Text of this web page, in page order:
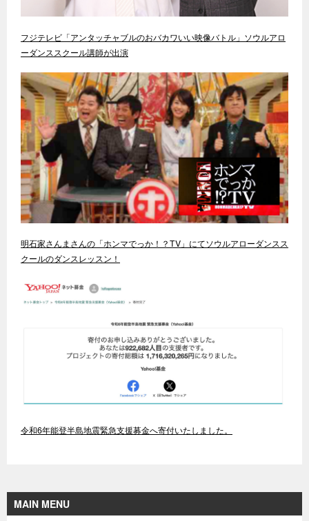
フジテレビ「アンタッチャブルのおバカワいい映像バトル」ソウルアロ
ーダンススクール講師が出演
明石家さんまさんの「ホンマでっか！？TV」にてソウルアローダンスス
クールのダンスレッスン！
令和6年能登半島地震緊急支援募金へ寄付いたしました。
MAIN MENU